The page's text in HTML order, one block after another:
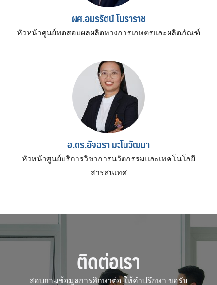
ผศ.อมรรัตน์ โมราราช
หัวหน้าศูนย์ทดสอบผลผลิตทางการเกษตรและผลิตภัณฑ์
อ.ดร.อัจฉรา มะโนวัฒนา
หัวหน้าศูนย์บริการวิชาการนวัตกรรมและเทคโนโลยี
สารสนเทศ
ติดต่อเรา
สอบถามข้อมูลการศึกษาต่อ ให้คำปรึกษา ขอรับ